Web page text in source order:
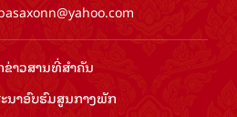
ຂ່າວ​ສານ​ທີ່​ສຳ​ຄັນ​
ະນາອົບຮົມ​ສູນ​ກາງ​ພັກ